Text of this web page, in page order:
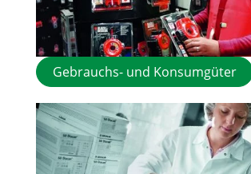
Gebrauchs- und Konsumgüter